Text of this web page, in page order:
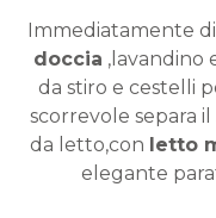
Immediatamente di
doccia ,lavandino
da stiro e cestelli
scorrevole separa
da letto,con letto
elegante